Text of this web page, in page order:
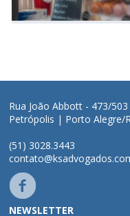
Rua João Abbott - 473/503
Petrópolis | Porto Alegre/
(51) 3028.3443
NEWSLETTER